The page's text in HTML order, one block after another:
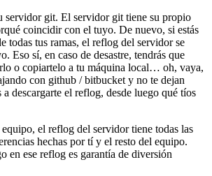
servidor git. El servidor git tiene su propio
coincidir con el tuyo. De nuevo, si estás
todas tus ramas, el reflog del servidor se
Eso sí, en caso de desastre, tendrás que
o copiartelo a tu máquina local… oh, vaya,
con github / bitbucket y no te dejan
a descargarte el reflog, desde luego qué tíos
equipo, el reflog del servidor tiene todas las
hechas por tí y el resto del equipo.
en ese reflog es garantía de diversión